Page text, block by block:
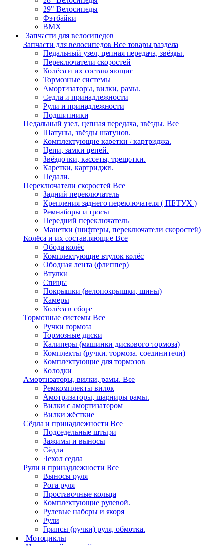
29" Велосипеды
Фэтбайки
BMX
Запчасти для велосипедов
Запчасти для велосипедов Все товары раздела
Педальный узел, цепная передача, звёзды.
Переключатели скоростей
Колёса и их составляющие
Тормозные системы
Амортизаторы, вилки, рамы.
Сёдла и принадлежности
Рули и принадлежности
Подшипники
Педальный узел, цепная передача, звёзды. Все
Шатуны, звёзды шатунов.
Комплектующие каретки / картриджа.
Цепи, замки цепей.
Звёздочки, кассеты, трещотки.
Каретки, картриджи.
Педали.
Переключатели скоростей Все
Задний переключатель
Крепления заднего переключателя ( ПЕТУХ )
Ремнаборы и тросы
Передний переключатель
Манетки (шифтеры, переключатели скоростей)
Колёса и их составляющие Все
Обода колёс
Комплектующие втулок колёс
Ободная лента (флиппер)
Втулки
Спицы
Покрышки (велопокрышки, шины)
Камеры
Колёса в сборе
Тормозные системы Все
Ручки тормоза
Тормозные диски
Калиперы (машинки дискового тормоза)
Комплекты (ручки, тормоза, соединители)
Комплектующие для тормозов
Колодки
Амортизаторы, вилки, рамы. Все
Ремкомплекты вилок
Амотризаторы, шарниры рамы.
Вилки с амортизатором
Вилки жёсткие
Сёдла и принадлежности Все
Подседельные штыри
Зажимы и выносы
Сёдла
Чехол седла
Рули и принадлежности Все
Выносы руля
Рога руля
Проставочные кольца
Комплектующие рулевой.
Рулевые наборы и якоря
Рули
Грипсы (ручки) руля, обмотка.
Мотоциклы